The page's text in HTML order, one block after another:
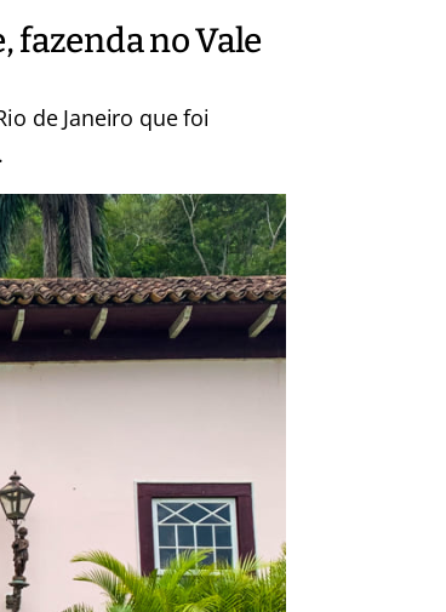
fazenda no Vale
de Janeiro que foi